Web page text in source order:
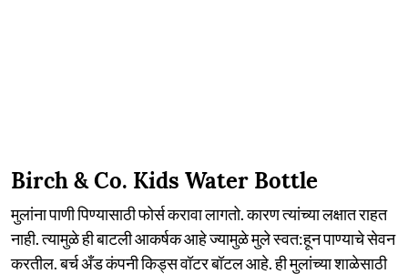
Birch & Co. Kids Water Bottle
मुलांना पाणी पिण्यासाठी फोर्स करावा लागतो. कारण त्यांच्या लक्षात राहत
नाही. त्यामुळे ही बाटली आकर्षक आहे ज्यामुळे मुले स्वत:हून पाण्याचे सेवन
करतील. बर्च अँड कंपनी किड्स वॉटर बॉटल आहे. ही मुलांच्या शाळेसाठी